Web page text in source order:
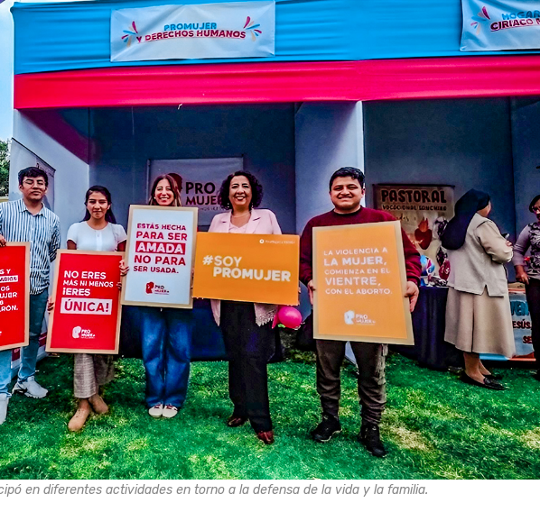
en diferentes actividades en torno a la defensa de la vida y la familia.